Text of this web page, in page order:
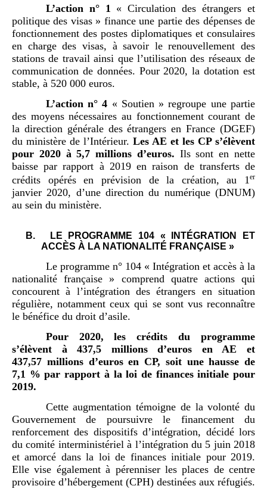
L’action n° 1 « Circulation des étrangers et
politique des visas » finance une partie des dépenses de
fonctionnement des postes diplomatiques et consulaires
en charge des visas, à savoir le renouvellement des
stations de travail ainsi que l’utilisation des réseaux de
communication de données. Pour 2020, la dotation est
stable, à 520 000 euros.
L’action n° 4 « Soutien » regroupe une partie
des moyens nécessaires au fonctionnement courant de
la direction générale des étrangers en France (DGEF)
du ministère de l’Intérieur. Les AE et les CP s’élèvent
pour 2020 à 5,7 millions d’euros. Ils sont en nette
baisse par rapport à 2019 en raison de transferts de
crédits opérés en prévision de la création, au 1er
janvier 2020, d’une direction du numérique (DNUM)
au sein du ministère.
B.
LE PROGRAMME 104 « INTÉGRATION ET
ACCÈS À LA NATIONALITÉ FRANÇAISE »
Le programme n° 104 « Intégration et accès à la
nationalité française » comprend quatre actions qui
concourent à l’intégration des étrangers en situation
régulière, notamment ceux qui se sont vus reconnaître
le bénéfice du droit d’asile.
Pour 2020, les crédits du programme
s’élèvent à437,5 millions d’euros en AE et
437,57 millions d’euros en CP, soit unehausse de
7,1 % par rapport à la loi de finances initiale pour
2019.
Cette augmentation témoigne de la volonté du
Gouvernement de poursuivre le financement du
renforcement des dispositifs d’intégration, décidé lors
du comité interministériel à l’intégration du 5 juin 2018
et amorcé dans la loi de finances initiale pour 2019.
Elle vise également à pérenniser les places de centre
provisoire d’hébergement (CPH) destinées aux réfugiés.